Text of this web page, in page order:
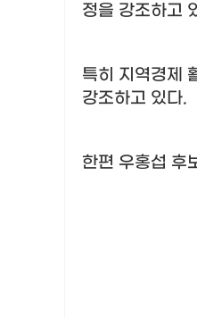
정을 강조하고
특히 지역경제
강조하고 있다.
한편 우홍섭 후